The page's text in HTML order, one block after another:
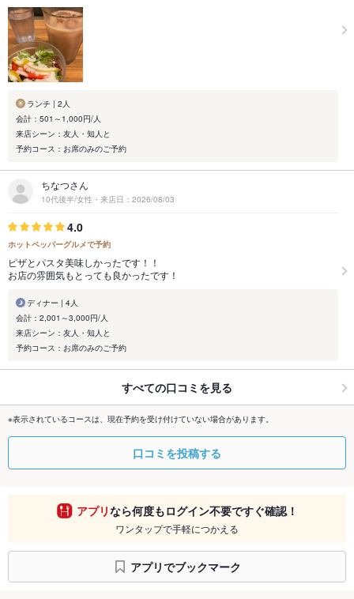
ランチ | 2人
会計：501～1,000円/人
来店シーン：友人・知人と
予約コース：お席のみのご予約
ちなつさん
10代後半/女性・来店日：2026/08/03
4.0
ホットペッパーグルメで予約
ピザとパスタ美味しかったです！！
お店の雰囲気もとっても良かったです！
ディナー | 4人
会計：2,001～3,000円/人
来店シーン：友人・知人と
予約コース：お席のみのご予約
すべての口コミを見る
※表示されているコースは、現在予約を受け付けていない場合があります。
口コミを投稿する
アプリなら何度もログイン不要ですぐ確認！
ワンタップで手軽につかえる
アプリでブックマーク